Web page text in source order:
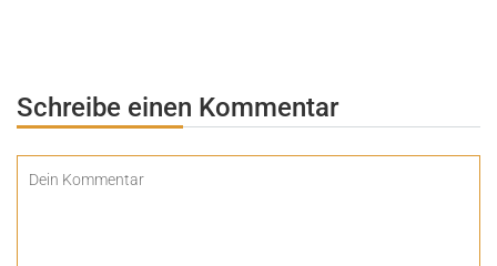
Schreibe einen Kommentar